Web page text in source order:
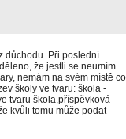
důchodu. Při poslední
že jestli se neumím
nemám na svém místě co
školy ve tvaru: škola -
tvaru škola,příspěvková
kvůli tomu může podat